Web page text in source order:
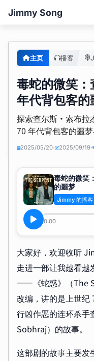
Jimmy Song
主页 播客
毒蛇的微笑：
年代背包客的
探索查尔斯·索布拉
70 年代背包客的噩
2025/05/20• 2025/09/19•
毒蛇的微笑
的噩梦
Jimmy 的播客
0:00
大家好，欢迎收听
走进一部让我越看越
——《蛇惑》（The
改编，讲的是上世
行凶作恶的连环杀
Sobhraj）的故事。
这部剧的故事主要发